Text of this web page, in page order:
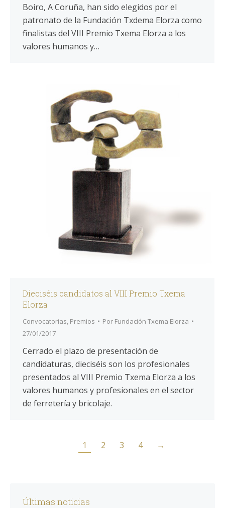
Boiro, A Coruña, han sido elegidos por el
patronato de la Fundación Txdema Elorza como
finalistas del VIII Premio Txema Elorza a los
valores humanos y…
Dieciséis candidatos al VIII Premio Txema
Elorza
Convocatorias, Premios Por Fundación Txema Elorza
27/01/2017
Cerrado el plazo de presentación de
candidaturas, dieciséis son los profesionales
presentados al VIII Premio Txema Elorza a los
valores humanos y profesionales en el sector
de ferretería y bricolaje.
1 2 3 4 →
Últimas noticias